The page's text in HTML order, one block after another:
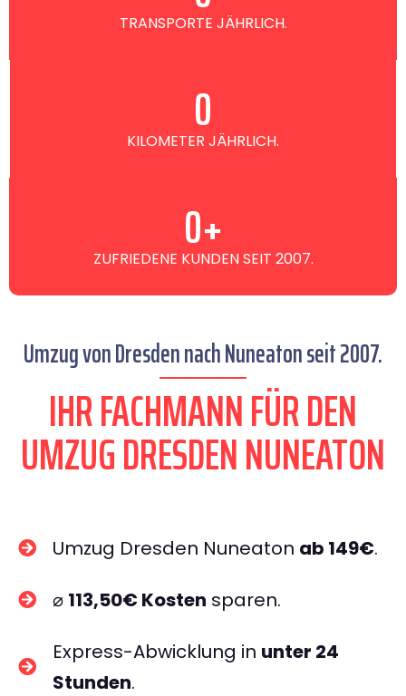
TRANSPORTE JÄHRLICH.
KILOMETER JÄHRLICH.
0
ZUFRIEDENE KUNDEN SEIT 2007.
0+
Umzug von Dresden nach Nuneaton seit 2007.
IHR FACHMANN FÜR DEN
UMZUG DRESDEN NUNEATON
Umzug Dresden Nuneaton ab 149€.
⌀ 113,50€ Kosten sparen.
Express-Abwicklung in unter 24
Stunden.